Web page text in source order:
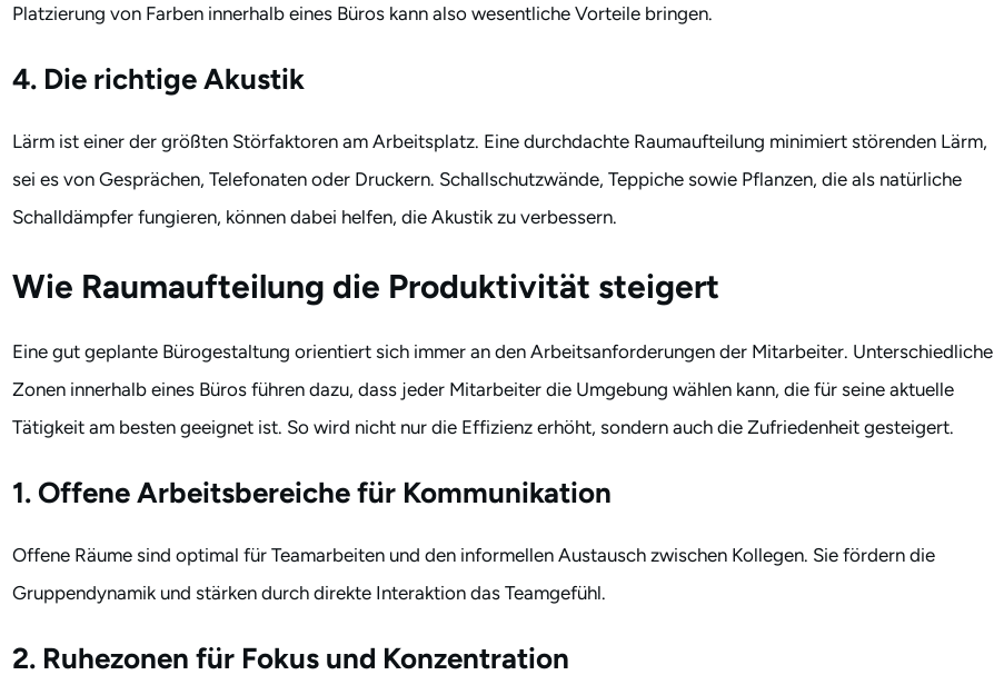
Platzierung von Farben innerhalb eines Büros kann also wesentliche Vorteile bringen.
4. Die richtige Akustik
Lärm ist einer der größten Störfaktoren am Arbeitsplatz. Eine durchdachte Raumaufteilung minimiert störenden Lärm,
sei es von Gesprächen, Telefonaten oder Druckern. Schallschutzwände, Teppiche sowie Pflanzen, die als natürliche
Schalldämpfer fungieren, können dabei helfen, die Akustik zu verbessern.
Wie Raumaufteilung die Produktivität steigert
Eine gut geplante Bürogestaltung orientiert sich immer an den Arbeitsanforderungen der Mitarbeiter. Unterschiedliche
Zonen innerhalb eines Büros führen dazu, dass jeder Mitarbeiter die Umgebung wählen kann, die für seine aktuelle
Tätigkeit am besten geeignet ist. So wird nicht nur die Effizienz erhöht, sondern auch die Zufriedenheit gesteigert.
1. Offene Arbeitsbereiche für Kommunikation
Offene Räume sind optimal für Teamarbeiten und den informellen Austausch zwischen Kollegen. Sie fördern die
Gruppendynamik und stärken durch direkte Interaktion das Teamgefühl.
2. Ruhezonen für Fokus und Konzentration